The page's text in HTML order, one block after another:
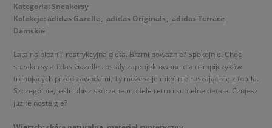
Kategoria: Sneakersy
Kolekcje: adidas Gazelle adidas Originals
adidas Terrace
Damskie
Lata na bieżni i restrykcyjna dieta. Brzmi poważnie? Spokojnie. Choć
sneakersy adidas Gazelle zostały zaprojektowane dla olimpijczyków
trenujących przed zawodami, Ty możesz je mieć nie ruszając się z fotela.
Szczególnie, jeśli lubisz skórzane modele retro i subtelne detale. Czujesz
już tę nostalgię?